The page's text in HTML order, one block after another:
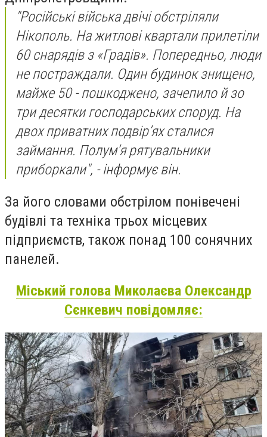
"Російські війська двічі обстріляли
Нікополь. На житлові квартали прилетіли
60 снарядів з «Градів». Попередньо, люди
не постраждали. Один будинок знищено,
майже 50 - пошкоджено, зачепило й зо
три десятки господарських споруд. На
двох приватних подвір’ях сталися
займання. Полум’я рятувальники
приборкали", - інформує він.
За його словами обстрілом понівечені
будівлі та техніка трьох місцевих
підприємств, також понад 100 сонячних
панелей.
Міський голова Миколаєва Олександр
Сєнкевич повідомляє: